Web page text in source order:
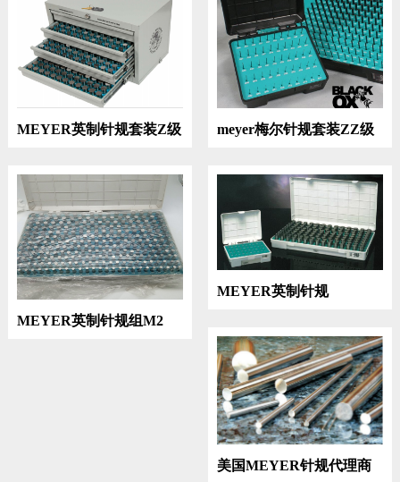
MEYER英制针规套装Z级 meyer梅尔针规套装ZZ级
MEYER英制针规组M2
MEYER英制针规
美国MEYER针规代理商